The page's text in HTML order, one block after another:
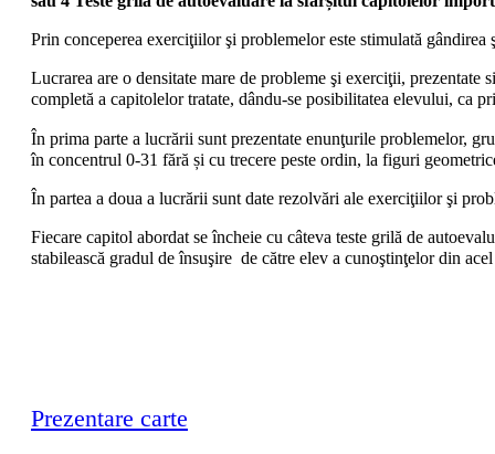
Prin conceperea exerciţiilor şi problemelor este stimulată
Lucrarea are o densitate mare de probleme şi exerciţii,
completă a capitolelor tratate, dându-se posibilitatea elevului, ca
În prima parte a lucrării sunt prezentate enunţurile problemelor,
în concentrul 0-31 fără și cu trecere peste ordin, la figuri
În partea a doua a lucrării sunt date rezolvări ale exerciţiilor şi
Fiecare capitol abordat se încheie cu câteva teste grilă de
stabilească gradul de însuşire de către elev a cunoştinţelor din
Prezentare carte